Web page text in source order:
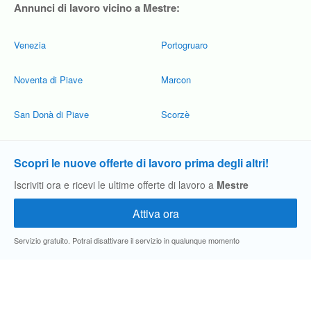
Annunci di lavoro vicino a Mestre:
Venezia
Noventa di Piave
San Donà di Piave
Portogruaro
Marcon
Scorzè
Scopri le nuove offerte di lavoro prima degli altri!
Iscriviti ora e ricevi le ultime offerte di lavoro a Mestre
Servizio gratuito. Potrai disattivare il servizio in qualunque momento